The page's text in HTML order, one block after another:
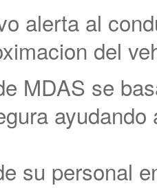
alerta al
del
MDAS se
su personal